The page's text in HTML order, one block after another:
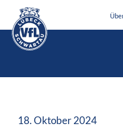
18. Oktober 2024